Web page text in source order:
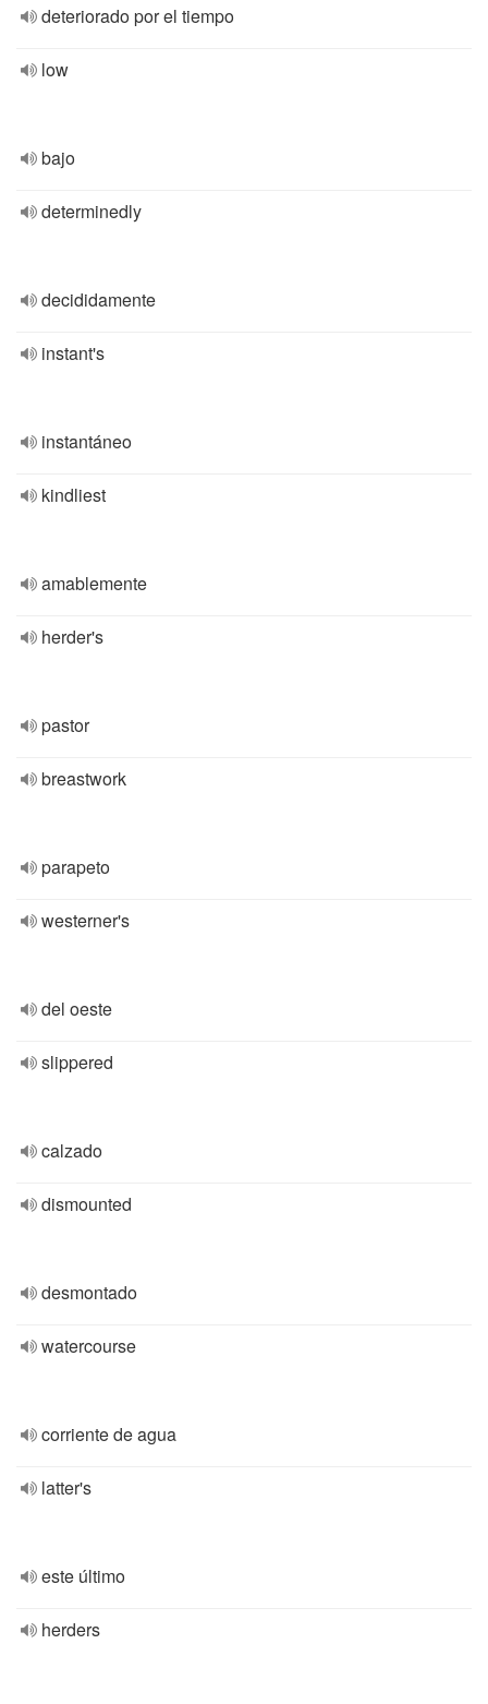
deteriorado por el tiempo
low
bajo
determinedly
decididamente
instant's
instantáneo
kindliest
amablemente
herder's
pastor
breastwork
parapeto
westerner's
del oeste
slippered
calzado
dismounted
desmontado
watercourse
corriente de agua
latter's
este último
herders